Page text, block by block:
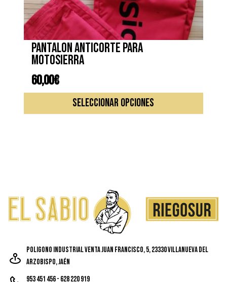
Pantalon anticorte para
motosierra
60,00€
SELECCIONAR OPCIONES
Este
elegir
en
de
Poligono Industrial Venta Juan Francisco, 5, 23330 Villanueva del
Arzobispo, Jaén
953 451 456 - 628 220 919